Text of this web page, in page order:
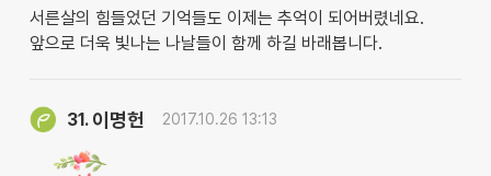
서른살의 힘들었던 기억들도 이제는 추억이 되어버렸네요.
앞으로 더욱 빛나는 나날들이 함께 하길 바래봅니다.
31. 이명헌 2017.10.26 13:13